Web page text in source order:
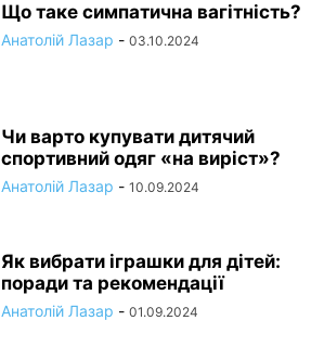
Що таке симпатична вагітність?
Анатолій Лазар - 03.10.2024
Чи варто купувати дитячий
спортивний одяг «на виріст»?
Анатолій Лазар - 10.09.2024
Як вибрати іграшки для дітей:
поради та рекомендації
Анатолій Лазар - 01.09.2024